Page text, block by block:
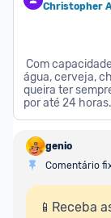
vendidas por
oferta.
Mercado
para
do Mercado
confira se o
Christopher
água, cerveja,
queira ter
por até 24
genio
Comentário
📱Receba